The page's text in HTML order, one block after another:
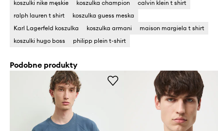
koszulki nike męskie
koszulka champion
calvin klein t shirt
ralph lauren t shirt
koszulka guess meska
Karl Lagerfeld koszulka
koszulka armani
maison margiela t shirt
koszulki hugo boss
philipp plein t-shirt
Podobne produkty